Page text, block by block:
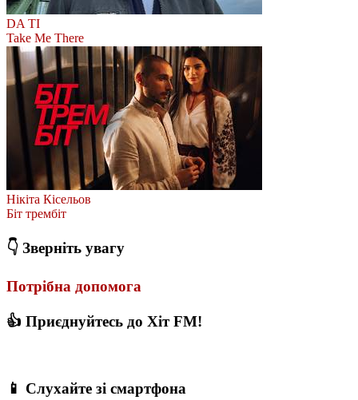
DA TI
Take Me There
Нікіта Кісельов
Біт трембіт
👇 Зверніть увагу
Потрібна допомога
👍 Приєднуйтесь до Хіт FM!
📱 Слухайте зі смартфона